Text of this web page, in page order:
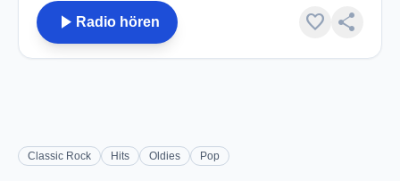
play_arrow Radio hören favorite share
Classic Rock Hits Oldies Pop